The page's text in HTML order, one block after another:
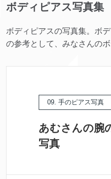
ボディピアス写真集
ボディピアスの写真集。ボ
の参考として、みなさんの
09. 手のピアス写真
あむさんの腕
写真